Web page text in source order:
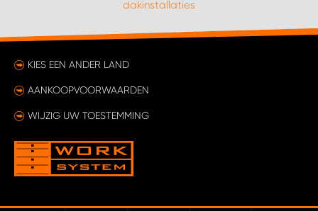
dakinstallaties
KIES EEN ANDER LAND
AANKOOPVOORWAARDEN
WIJZIG UW TOESTEMMING